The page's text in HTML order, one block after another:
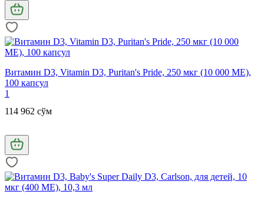
Витамин D3, Vitamin D3, Puritan's Pride, 250 мкг (10 000 МЕ),
100 капсул
1
114 962 сўм